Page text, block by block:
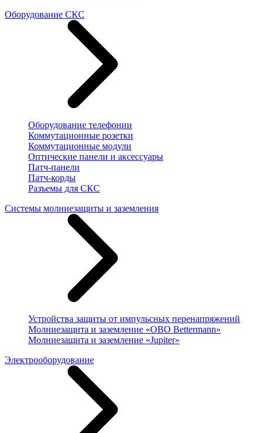
Оборудование СКС
Оборудование телефонии
Коммутационные розетки
Коммутационные модули
Оптические панели и аксессуары
Патч-панели
Патч-корды
Разъемы для СКС
Системы молниезащиты и заземления
Устройства защиты от импульсных перенапряжений
Молниезащита и заземление «OBO Bettermann»
Молниезащита и заземление «Jupiter»
Электрооборудование